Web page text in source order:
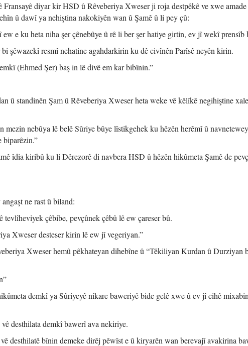
Fransayê diyar kir HSD û Rêveberiya Xweser ji roja destpêkê ve xwe
û dawî ya nehiştina nakokiyên wan û Şamê û li pey çû:
ew e ku heta niha şer çênebûye û rê li ber şer hatiye girtin, ev jî wekî prensîb
şêwazekî resmî nehatine agahdarkirin ku dê civînên Parîsê neyên kirin.
(Ehmed Şer) baş in lê divê em kar bibînin.”
û standinên Şam û Rêveberiya Xweser heta weke vê kêlîkê negihiştine
mezin nebûya lê belê Sûriye bûye lîstikgehek ku hêzên herêmî û
îdia kiribû ku li Dêrezorê di navbera HSD û hêzên hikûmeta Şamê de
ne rast û biland:
çêbibe, pevçûnek çêbû lê ew çareser bû.
Xweser desteser kirin lê ew jî vegeriyan.”
Xweser hemû pêkhateyan dihebîne û “Têkiliyan Kurdan û Durziyan
demkî ya Sûriyeyê nikare baweriyê bide gelê xwe û ev jî cihê
desthilata demkî bawerî ava nekiriye.
desthilatê bînin demeke dirêj pêwîst e û kiryarên wan berevajî avakirina